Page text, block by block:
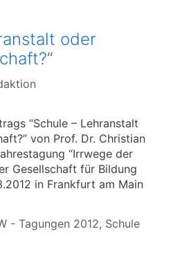
oder
“Schule – Lehranstalt
von Prof. Dr. Christian
“Irrwege der
Gesellschaft für Bildung
in Frankfurt am Main
- Tagungen 2012, Schule